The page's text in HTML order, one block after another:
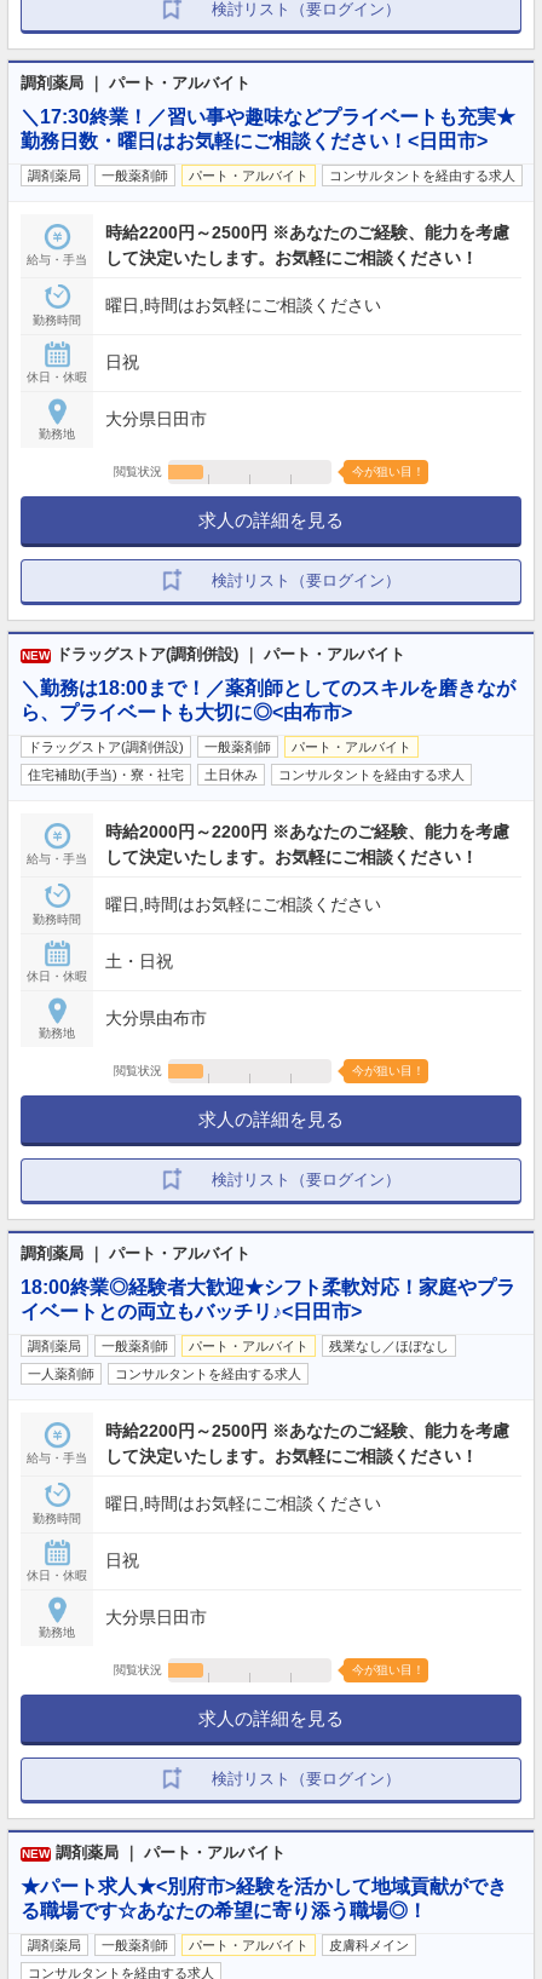
検討リスト（要ログイン）
調剤薬局 ｜ パート・アルバイト
＼17:30終業！／習い事や趣味などプライベートも充実★
勤務日数・曜日はお気軽にご相談ください！<日田市>
調剤薬局 一般薬剤師 パート・アルバイト コンサルタントを経由する求人
給与・手当
時給2200円～2500円 ※あなたのご経験、能力を考慮
して決定いたします。お気軽にご相談ください！
勤務時間
曜日,時間はお気軽にご相談ください
休日・休暇
日祝
勤務地
大分県日田市
閲覧状況 今が狙い目！
求人の詳細を見る
検討リスト（要ログイン）
NEW ドラッグストア(調剤併設) ｜ パート・アルバイト
＼勤務は18:00まで！／薬剤師としてのスキルを磨きなが
ら、プライベートも大切に◎<由布市>
ドラッグストア(調剤併設) 一般薬剤師
パート・アルバイト
住宅補助(手当)・寮・社宅
土日休み コンサルタントを経由する求人
給与・手当
時給2000円～2200円 ※あなたのご経験、能力を考慮
して決定いたします。お気軽にご相談ください！
勤務時間
曜日,時間はお気軽にご相談ください
休日・休暇
土・日祝
勤務地
大分県由布市
閲覧状況 今が狙い目！
求人の詳細を見る
検討リスト（要ログイン）
調剤薬局 ｜ パート・アルバイト
18:00終業◎経験者大歓迎★シフト柔軟対応！家庭やプラ
イベートとの両立もバッチリ♪<日田市>
調剤薬局 一般薬剤師 パート・アルバイト
残業なし／ほぼなし
一人薬剤師
コンサルタントを経由する求人
給与・手当
時給2200円～2500円 ※あなたのご経験、能力を考慮
して決定いたします。お気軽にご相談ください！
勤務時間
曜日,時間はお気軽にご相談ください
休日・休暇
日祝
勤務地
大分県日田市
閲覧状況 今が狙い目！
求人の詳細を見る
検討リスト（要ログイン）
NEW 調剤薬局 ｜ パート・アルバイト
★パート求人★<別府市>経験を活かして地域貢献ができ
る職場です☆あなたの希望に寄り添う職場◎！
調剤薬局 一般薬剤師 パート・アルバイト
皮膚科メイン
コンサルタントを経由する求人